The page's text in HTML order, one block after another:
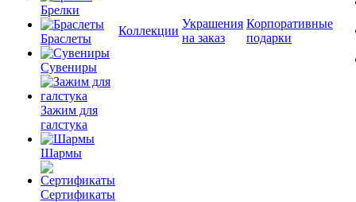
Брелки
Браслеты
Сувениры
Зажим для
галстука
Шармы
Сертификаты
Коллекции
Украшения
на заказ
Корпоративные
подарки